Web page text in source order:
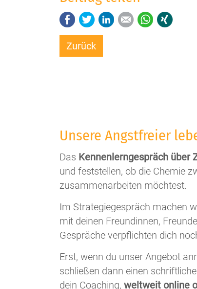
Facebook
TwitterLinkedIn
E-mailWhatsApp
Zurück
Unsere Angstfreier
Das Kennenlerngespräch über
und feststellen, ob die Chemie
zusammenarbeiten möchtest.
Im Strategiegespräch machen
mit deinen Freundinnen,
Gespräche verpflichten dich
Erst, wenn du unser Angebot
schließen dann einen
dein Coaching, weltweit online